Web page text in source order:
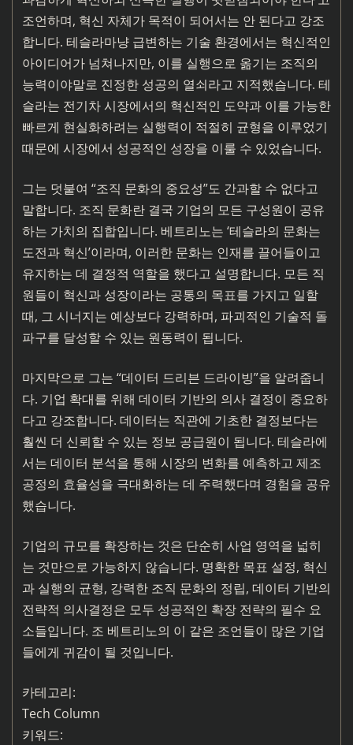
조언하며, 혁신 자체가 목적이 되어서는 안 된다고 강조
합니다. 테슬라마냥 급변하는 기술 환경에서는 혁신적인
아이디어가 넘쳐나지만, 이를 실행으로 옮기는 조직의
능력이야말로 진정한 성공의 열쇠라고 지적했습니다. 테
슬라는 전기차 시장에서의 혁신적인 도약과 이를 가능한
빠르게 현실화하려는 실행력이 적절히 균형을 이루었기
때문에 시장에서 성공적인 성장을 이룰 수 있었습니다.
그는 덧붙여 “조직 문화의 중요성”도 간과할 수 없다고
말합니다. 조직 문화란 결국 기업의 모든 구성원이 공유
하는 가치의 집합입니다. 베트리노는 ‘테슬라의 문화는
도전과 혁신’이라며, 이러한 문화는 인재를 끌어들이고
유지하는 데 결정적 역할을 했다고 설명합니다. 모든 직
원들이 혁신과 성장이라는 공통의 목표를 가지고 일할
때, 그 시너지는 예상보다 강력하며, 파괴적인 기술적 돌
파구를 달성할 수 있는 원동력이 됩니다.
마지막으로 그는 “데이터 드리븐 드라이빙”을 알려줍니
다. 기업 확대를 위해 데이터 기반의 의사 결정이 중요하
다고 강조합니다. 데이터는 직관에 기초한 결정보다는
훨씬 더 신뢰할 수 있는 정보 공급원이 됩니다. 테슬라에
서는 데이터 분석을 통해 시장의 변화를 예측하고 제조
공정의 효율성을 극대화하는 데 주력했다며 경험을 공유
했습니다.
기업의 규모를 확장하는 것은 단순히 사업 영역을 넓히
는 것만으로 가능하지 않습니다. 명확한 목표 설정, 혁신
과 실행의 균형, 강력한 조직 문화의 정립, 데이터 기반의
전략적 의사결정은 모두 성공적인 확장 전략의 필수 요
소들입니다. 조 베트리노의 이 같은 조언들이 많은 기업
들에게 귀감이 될 것입니다.
카테고리:
Tech Column
키워드: